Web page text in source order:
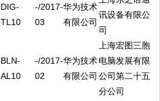
DIG-
TL10
-/2017-
03
华为技术
有限公司
讯设备有限公
司
BLN-
AL10
-/2017-
02
华为技术
有限公司
上海宏图三胞
电脑发展有限
公司第二十五
分公司